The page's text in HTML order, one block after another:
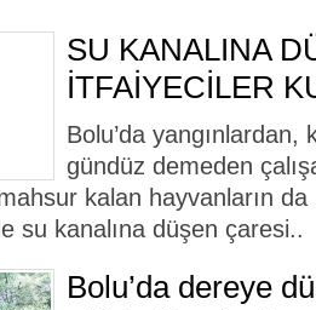
SU KANALINA
İTFAİYECİLER
Bolu’da
gündüz demeden
kalan hayvanların da
su kanalına düşen çaresi..
Bolu’da dereye